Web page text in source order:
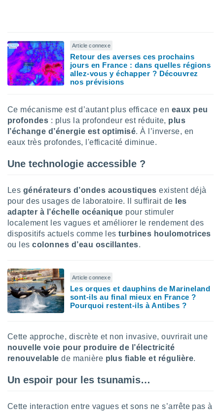
des
votre
sur
Pour ce
à
en
» ou
Article connexe
Retour des averses ces prochains
jours en France : dans quelles régions
allez-vous y échapper ? Découvrez
nos prévisions
Ce mécanisme est d’autant plus efficace en eaux peu
profondes : plus la profondeur est réduite, plus
l’échange d’énergie est optimisé. À l’inverse, en
eaux très profondes, l'efficacité diminue.
Une technologie accessible ?
Les générateurs d’ondes acoustiques existent déjà
pour des usages de laboratoire. Il suffirait de les
adapter à l’échelle océanique pour stimuler
localement les vagues et améliorer le rendement des
dispositifs actuels comme lesturbines houlomotrices
ou lescolonnes d’eau oscillantes.
Article connexe
Les orques et dauphins de Marineland
sont-ils au final mieux en France ?
Pourquoi restent-ils à Antibes ?
Cette approche, discrète et non invasive, ouvrirait une
nouvelle voie pour produire de l’électricité
renouvelable de manière plus fiable et régulière.
Un espoir pour les tsunamis…
Cette interaction entre vagues et sons ne s’arrête pas à